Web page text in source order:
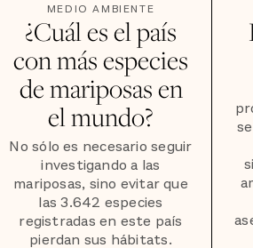
MEDIO AMBIENTE
¿Cuál es el país
con más especies
de mariposas en
el mundo?
No sólo es necesario seguir
investigando a las
mariposas, sino evitar que
las 3.642 especies
registradas en este país
pierdan sus hábitats.